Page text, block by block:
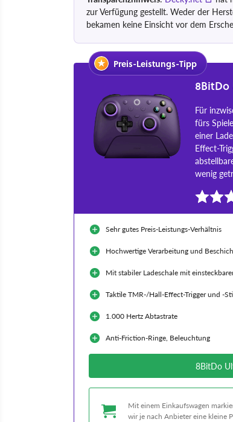
zur Verfügung gestellt. Weder der
bekamen keine Einsicht vor dem
Preis-Leistungs-Tipp
Für
fürs
einer
Effect-
wenig
Sehr gutes Preis-Leistungs-Verhältnis
Hochwertige Verarbeitung und
Mit stabiler Ladeschale mit
Taktile TMR-/Hall-Effect-Trigger und -
1.000 Hertz Abtastrate
Anti-Friction-Ringe, Beleuchtung
8BitDo
Mit einem Einkaufswagen
wir je nach Anbieter eine kleine